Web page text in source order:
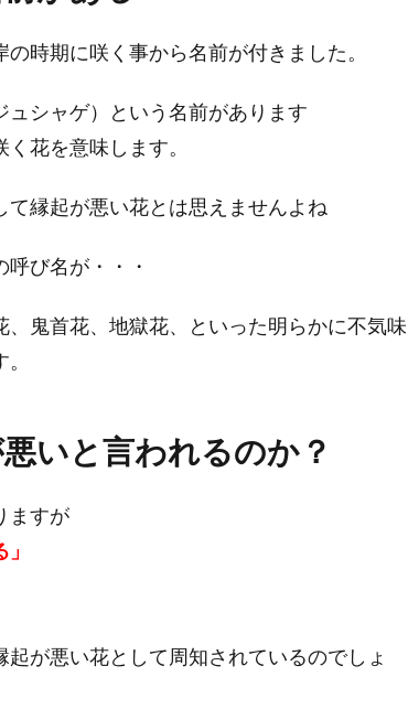
時期に咲く事から名前が付きました。
シャゲ）という名前があります
花を意味します。
て縁起が悪い花とは思えませんよね
び名が・・・
鬼首花、地獄花、といった明らかに不気味
いと言われるのか？
ますが
が悪い花として周知されているのでしょ